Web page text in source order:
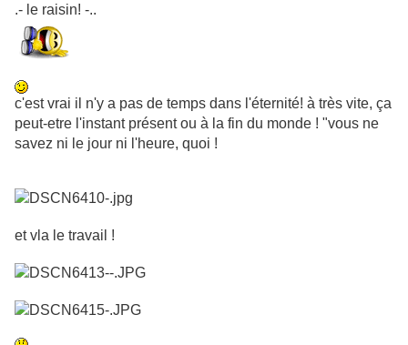
.- le raisin! -..
c'est vrai il n'y a pas de temps dans l'éternité! à très vite, ça
peut-etre l'instant présent ou à la fin du monde ! "vous ne
savez ni le jour ni l'heure, quoi !
et vla le travail !